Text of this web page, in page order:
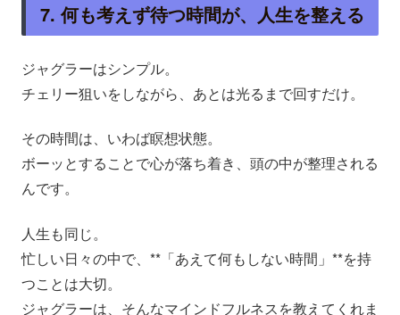
7. 何も考えず待つ時間が、人生を整える
ジャグラーはシンプル。
チェリー狙いをしながら、あとは光るまで回すだけ。
その時間は、いわば瞑想状態。
ボーッとすることで心が落ち着き、頭の中が整理される
んです。
人生も同じ。
忙しい日々の中で、**「あえて何もしない時間」**を持
つことは大切。
ジャグラーは、そんなマインドフルネスを教えてくれま